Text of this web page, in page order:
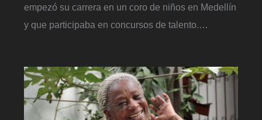
empezó su carrera en un coro de niños en Medellín
y que participaba en concursos de talento.…